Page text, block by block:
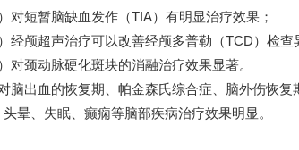
）对短暂脑缺血发作（TIA）有明显治疗效果；
）经颅超声治疗可以改善经颅多普勒（TCD）检查
）对颈动脉硬化斑块的消融治疗效果显著。
脑出血的恢复期、帕金森氏综合症、脑外伤恢
头晕、失眠、癫痫等脑部疾病治疗效果明显。